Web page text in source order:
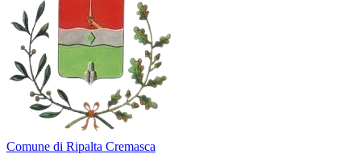
Comune di Ripalta Cremasca